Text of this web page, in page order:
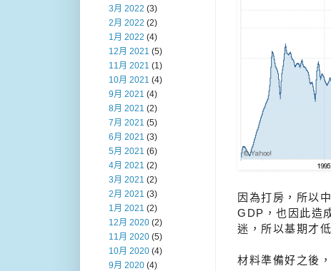
因為打房，所以
GDP，也因此造
迷，所以基期才低
材料準備好之後
3月 2022 (3)
2月 2022 (2)
1月 2022 (4)
12月 2021 (5)
11月 2021 (1)
10月 2021 (4)
9月 2021 (4)
8月 2021 (2)
7月 2021 (5)
6月 2021 (3)
5月 2021 (6)
4月 2021 (2)
3月 2021 (2)
2月 2021 (3)
1月 2021 (2)
12月 2020 (2)
11月 2020 (5)
10月 2020 (4)
9月 2020 (4)